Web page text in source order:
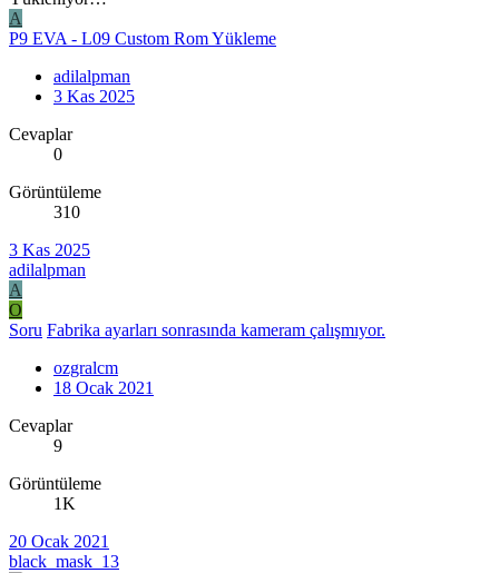
A
P9 EVA - L09 Custom Rom Yükleme
adilalpman
3 Kas 2025
Cevaplar
0
Görüntüleme
310
3 Kas 2025
adilalpman
A
O
Soru Fabrika ayarları sonrasında kameram çalışmıyor.
ozgralcm
18 Ocak 2021
Cevaplar
9
Görüntüleme
1K
20 Ocak 2021
black_mask_13